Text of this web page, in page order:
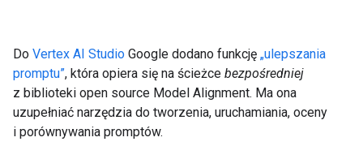
Do Vertex AI Studio Google dodano funkcję „ulepszania
promptu”, która opiera się na ścieżce bezpośredniej
z biblioteki open source Model Alignment. Ma ona
uzupełniać narzędzia do tworzenia, uruchamiania, oceny
i porównywania promptów.